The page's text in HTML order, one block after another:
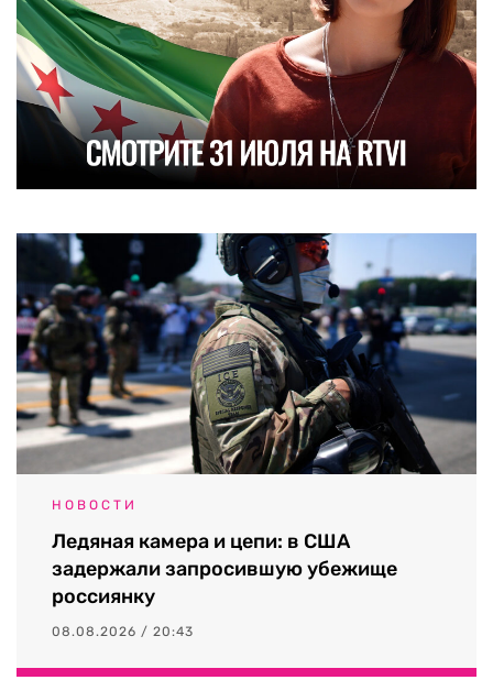
НОВОСТИ
Ледяная камера и цепи: в США
задержали запросившую убежище
россиянку
08.08.2026 / 20:43